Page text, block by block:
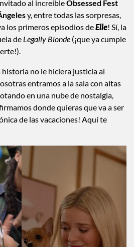
al increíbleObsessed Fest
y, entre todas las sorpresas,
los primeros episodios deElle! Sí, la
de Legally Blonde (¡que ya cumple
historia no le hiciera justicia al
entramos a la sala con altas
en una nube de nostalgia,
donde quieras que va a ser
de las vacaciones! Aquí te